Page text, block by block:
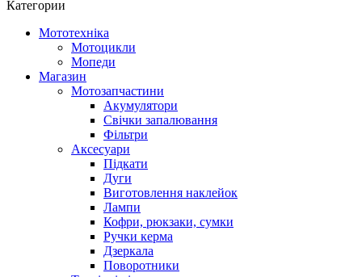
Категории
Мототехніка
Мотоцикли
Мопеди
Магазин
Мотозапчастини
Акумулятори
Свічки запалювання
Фільтри
Аксесуари
Підкати
Дуги
Виготовлення наклейок
Лампи
Кофри, рюкзаки, сумки
Ручки керма
Дзеркала
Поворотники